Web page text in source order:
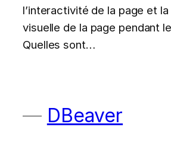
l’interactivité de la page et
visuelle de la page pendant
Quelles sont…
DBeaver